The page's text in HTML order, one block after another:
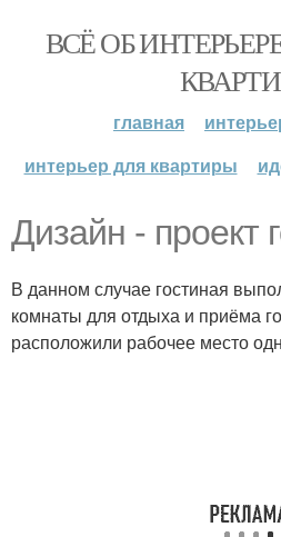
ВСЁ ОБ
главная
интерьер для квартиры
Дизайн - проект
В данном случае гостиная
комнаты для отдыха и приёма
расположили рабочее место